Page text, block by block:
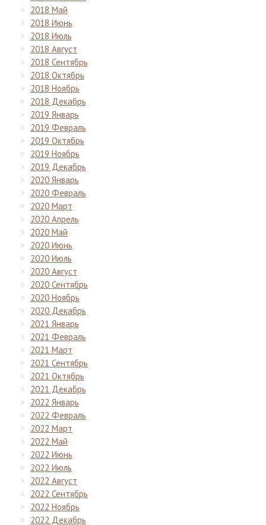
2018 Май
2018 Июнь
2018 Июль
2018 Август
2018 Сентябрь
2018 Октябрь
2018 Ноябрь
2018 Декабрь
2019 Январь
2019 Февраль
2019 Октябрь
2019 Ноябрь
2019 Декабрь
2020 Январь
2020 Февраль
2020 Март
2020 Апрель
2020 Май
2020 Июнь
2020 Июль
2020 Август
2020 Сентябрь
2020 Ноябрь
2020 Декабрь
2021 Январь
2021 Февраль
2021 Март
2021 Сентябрь
2021 Октябрь
2021 Декабрь
2022 Январь
2022 Февраль
2022 Март
2022 Май
2022 Июнь
2022 Июль
2022 Август
2022 Сентябрь
2022 Ноябрь
2022 Декабрь